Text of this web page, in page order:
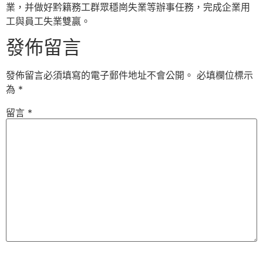
業，并做好黔籍務工群眾穩崗失業等辦事任務，完成企業用
工與員工失業雙贏。
發佈留言
發佈留言必須填寫的電子郵件地址不會公開。 必填欄位標示
為 *
留言 *